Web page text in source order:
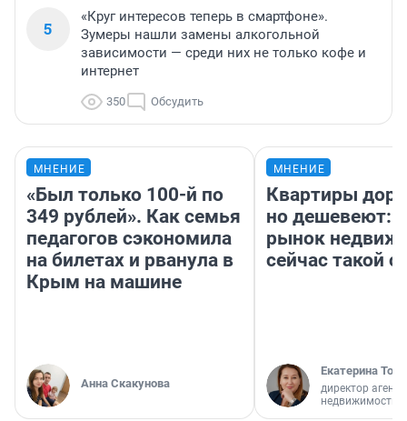
5
«Круг интересов теперь в смартфоне».
Зумеры нашли замены алкогольной
зависимости — среди них не только кофе и
интернет
350 Обсудить
МНЕНИЕ
«Был только 100-й по
349 рублей». Как семья
педагогов сэкономила
на билетах и рванула в
Крым на машине
Анна Скакунова
МНЕНИЕ
Квартиры
но дешевеют:
рынок
сейчас такой
Екатерина
директор
недвижимости